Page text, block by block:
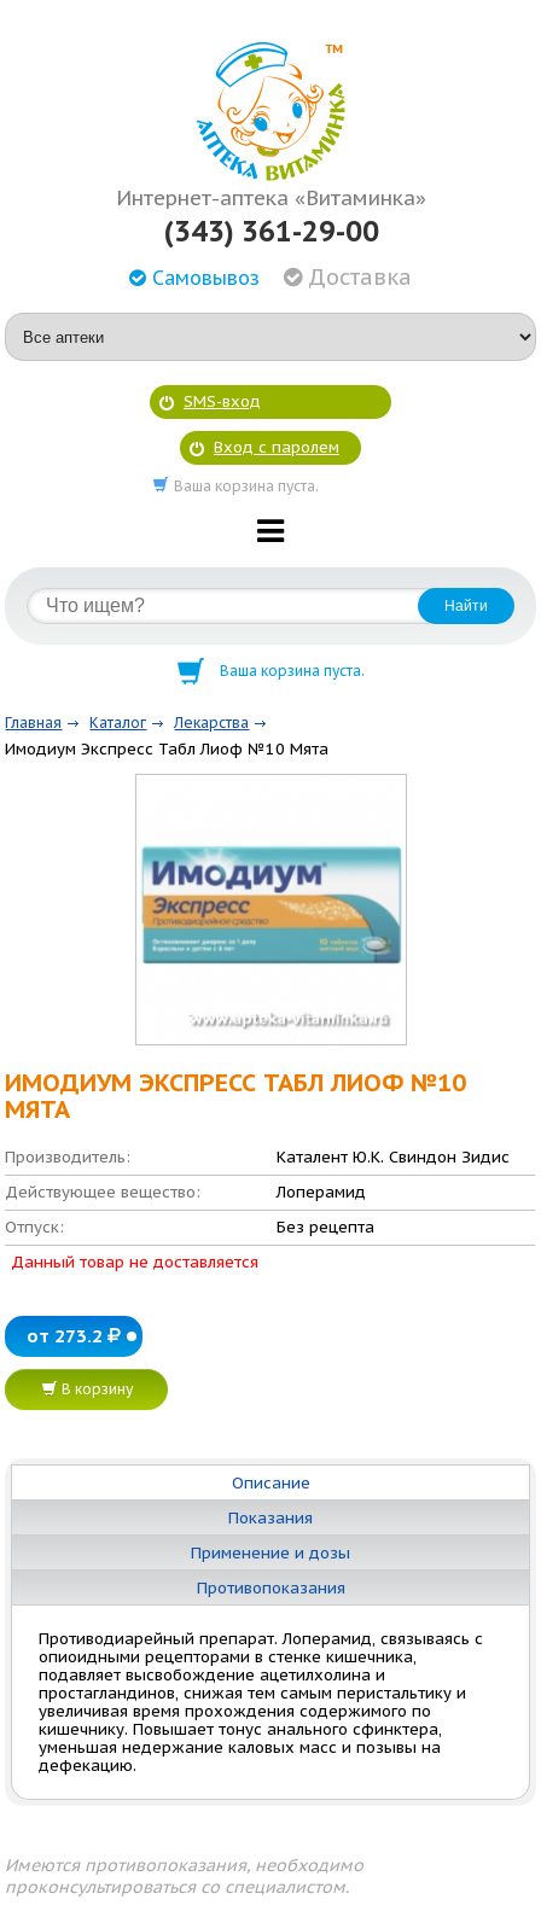
Интернет-аптека «Витаминка»
(343) 361-29-00
Самовывоз Доставка
SMS-вход
Вход с паролем
Ваша корзина пуста.
Ваша корзина пуста.
Главная Каталог Лекарства
Имодиум Экспресс Табл Лиоф №10 Мята
ИМОДИУМ ЭКСПРЕСС ТАБЛ ЛИОФ №10
МЯТА
Производитель:
Каталент Ю.К. Свиндон Зидис
Действующее вещество:
Лоперамид
Отпуск:
Без рецепта
Данный товар не доставляется
от 273.2
В корзину
Описание
Показания
Применение и дозы
Противопоказания
Противодиарейный препарат. Лоперамид, связываясь с
опиоидными рецепторами в стенке кишечника,
подавляет высвобождение ацетилхолина и
простагландинов, снижая тем самым перистальтику и
увеличивая время прохождения содержимого по
кишечнику. Повышает тонус анального сфинктера,
уменьшая недержание каловых масс и позывы на
дефекацию.
Имеются противопоказания, необходимо
проконсультироваться со специалистом.